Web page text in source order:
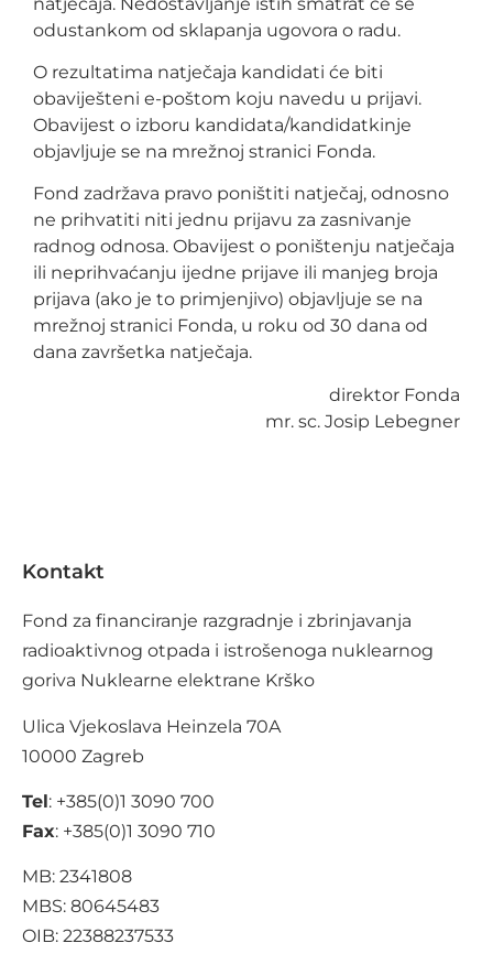
odustankom od sklapanja ugovora o radu.
O rezultatima natječaja kandidati će biti
obaviješteni e-poštom koju navedu u prijavi.
Obavijest o izboru kandidata/kandidatkinje
objavljuje se na mrežnoj stranici Fonda.
Fond zadržava pravo poništiti natječaj, odnosno
ne prihvatiti niti jednu prijavu za zasnivanje
radnog odnosa. Obavijest o poništenju natječaja
ili neprihvaćanju ijedne prijave ili manjeg broja
prijava (ako je to primjenjivo) objavljuje se na
mrežnoj stranici Fonda, u roku od 30 dana od
dana završetka natječaja.
direktor Fonda
mr. sc. Josip Lebegner
Kontakt
Fond za financiranje razgradnje i zbrinjavanja
radioaktivnog otpada i istrošenoga nuklearnog
goriva Nuklearne elektrane Krško
Ulica Vjekoslava Heinzela 70A
10000 Zagreb
Tel: +385(0)1 3090 700
Fax: +385(0)1 3090 710
MB: 2341808
MBS: 80645483
OIB: 22388237533